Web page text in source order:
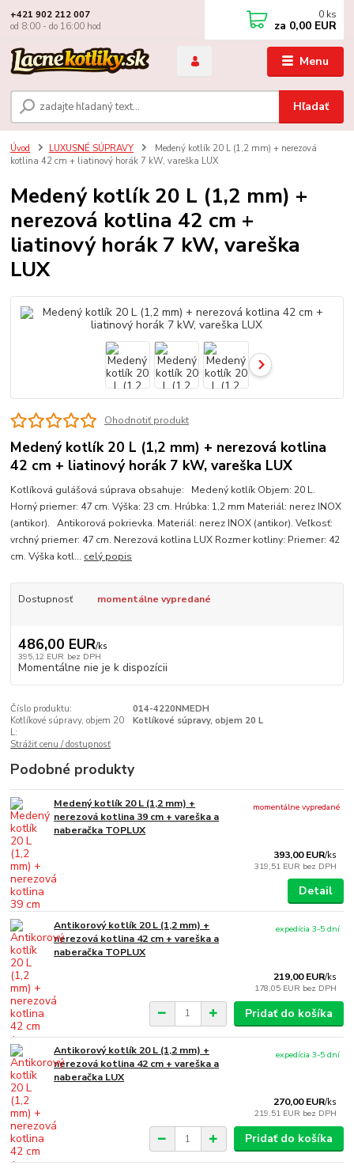
Menu
Hľadať
+421 902 212 007
od 8:00 - do 16:00 hod
0 ks
za 0,00 EUR
Úvod LUXUSNÉ SÚPRAVY
Medený kotlík 20 L (1,2 mm) + nerezová
kotlina 42 cm + liatinový horák 7 kW, vareška LUX
Medený kotlík 20 L (1,2 mm) +
nerezová kotlina 42 cm +
liatinový horák 7 kW, vareška
LUX
Ohodnotiť produkt
Medený kotlík 20 L (1,2 mm) + nerezová kotlina
42 cm + liatinový horák 7 kW, vareška LUX
Kotlíková gulášová súprava obsahuje: Medený kotlík Objem: 20 L.
Horný priemer: 47 cm. Výška: 23 cm. Hrúbka: 1,2 mm Materiál: nerez INOX
(antikor). Antikorová pokrievka. Materiál: nerez INOX (antikor). Veľkosť:
vrchný priemer: 47 cm. Nerezová kotlina LUX Rozmer kotliny: Priemer: 42
cm. Výška kotl... celý popis
Dostupnosť momentálne vypredané
486,00 EUR/ks
395,12 EUR bez DPH
Momentálne nie je k dispozícii
Číslo produktu:
014-4220NMEDH
Kotlíkové súpravy, objem 20
L:
Kotlíkové súpravy, objem 20 L
Strážiť cenu / dostupnosť
Podobné produkty
Medený kotlík 20 L (1,2 mm) +
nerezová kotlina 39 cm + vareška a
naberačka TOPLUX
393,00 EUR/ks
319,51 EUR bez DPH
momentálne vypredané
Detail
Antikorový kotlík 20 L (1,2 mm) +
nerezová kotlina 42 cm + vareška a
naberačka TOPLUX
219,00 EUR/ks
178,05 EUR bez DPH
expedícia 3-5 dní
Pridať do košíka
Antikorový kotlík 20 L (1,2 mm) +
nerezová kotlina 42 cm + vareška a
naberačka LUX
270,00 EUR/ks
219,51 EUR bez DPH
expedícia 3-5 dní
Pridať do košíka